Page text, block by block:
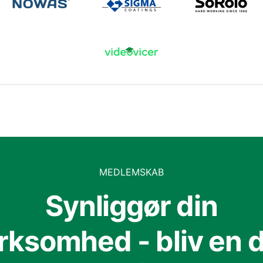
MEDLEMSKAB
Synliggør din
- bliv en